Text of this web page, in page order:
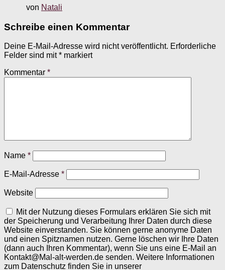
von Natali
Schreibe einen Kommentar
Deine E-Mail-Adresse wird nicht veröffentlicht. Erforderliche
Felder sind mit* markiert
Kommentar *
Name *
E-Mail-Adresse *
Website
Mit der Nutzung dieses Formulars erklären Sie sich mit
der Speicherung und Verarbeitung Ihrer Daten durch diese
Website einverstanden. Sie können gerne anonyme Daten
und einen Spitznamen nutzen. Gerne löschen wir Ihre Daten
(dann auch Ihren Kommentar), wenn Sie uns eine E-Mail an
Kontakt@Mal-alt-werden.de senden. Weitere Informationen
zum Datenschutz finden Sie in unserer